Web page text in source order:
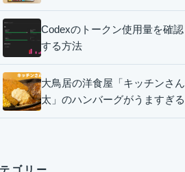
Codexのトークン使用量を確認
する方法
大鳥居の洋食屋「キッチンさん
太」のハンバーグがうますぎる
ゴリー